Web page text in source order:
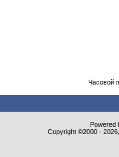
Часовой
Powered
Copyright ©2000 -